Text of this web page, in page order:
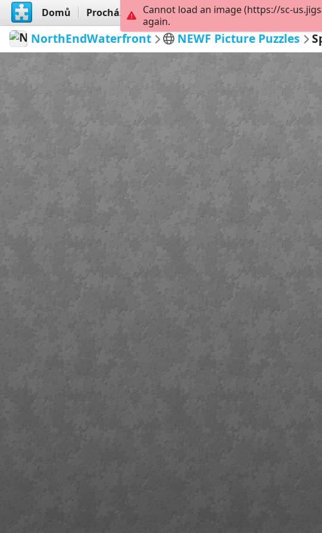
Domů Procházet Vytvořit
NorthEndWaterfront NEWF Picture Puzzles
Cannot load an image (https://sc-
again.